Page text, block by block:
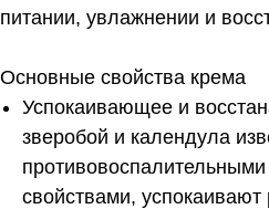
питании, увлажнении и
Основные свойства крема
Успокаивающее и
зверобой и календула
свойствами,